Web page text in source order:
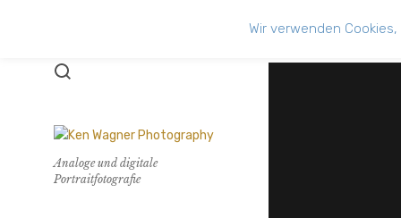
Analoge und digitale
Portraitfotografie
Wir verwenden